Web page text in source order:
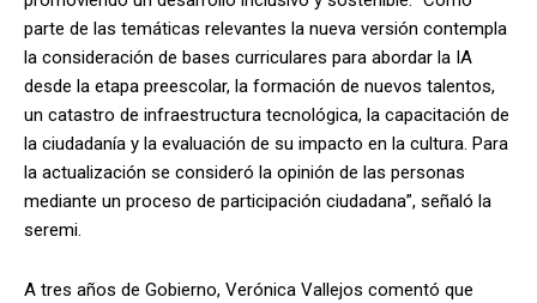
parte de las temáticas relevantes la nueva versión contempla
la consideración de bases curriculares para abordar la IA
desde la etapa preescolar, la formación de nuevos talentos,
un catastro de infraestructura tecnológica, la capacitación de
la ciudadanía y la evaluación de su impacto en la cultura. Para
la actualización se consideró la opinión de las personas
mediante un proceso de participación ciudadana”, señaló la
seremi.
A tres años de Gobierno, Verónica Vallejos comentó que